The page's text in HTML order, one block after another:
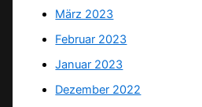
März 2023
Februar 2023
Januar 2023
Dezember 2022